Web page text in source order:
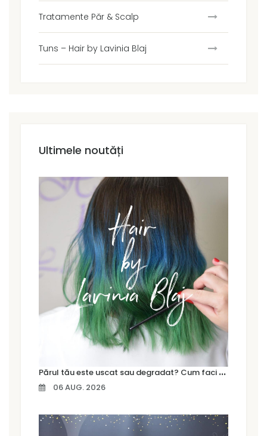
Tratamente Păr & Scalp
Tuns – Hair by Lavinia Blaj
Ultimele noutăți
P
ărul tău este uscat sau degradat? Cum faci diferența și ce tratament are nevoie
06 AUG. 2026